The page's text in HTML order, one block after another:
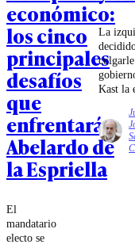
económico:
los cinco
principales
desafíos
que
enfrentará
Abelardo de
la Espriella
El
mandatario
electo se
La
Kast la
¿El
Sus
con
de ese